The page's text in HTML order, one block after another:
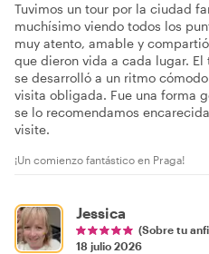
Tuvimos un tour por la ciudad
muchísimo viendo todos los
muy atento, amable y
que dieron vida a cada lugar.
se desarrolló a un ritmo
visita obligada. Fue una forma
se lo recomendamos
visite.
¡Un comienzo fantástico en Praga!
Jessica
(Sobre tu
18 julio 2026